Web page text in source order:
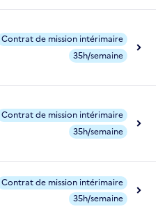
Contrat de mission intérimaire
35h/semaine
Contrat de mission intérimaire
35h/semaine
Contrat de mission intérimaire
35h/semaine